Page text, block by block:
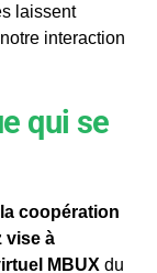
laissent
interaction
qui se
la coopération
vise à
MBUX du